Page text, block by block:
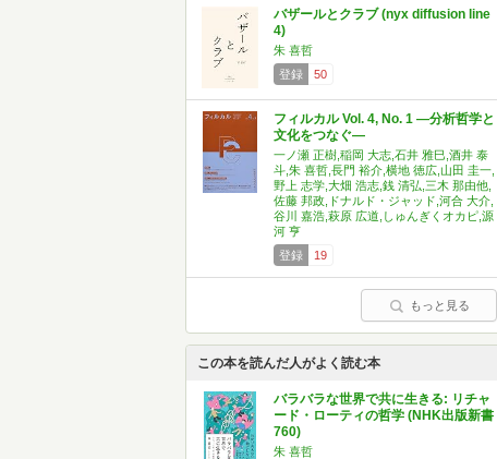
バザールとクラブ (nyx diffusion line
4)
朱 喜哲
登録
50
フィルカル Vol. 4, No. 1 ―分析哲学と
文化をつなぐ―
一ノ瀬 正樹,稲岡 大志,石井 雅巳,酒井 泰
斗,朱 喜哲,長門 裕介,横地 徳広,山田 圭一,
野上 志学,大畑 浩志,銭 清弘,三木 那由他,
佐藤 邦政,ドナルド・ジャッド,河合 大介,
谷川 嘉浩,萩原 広道,しゅんぎくオカピ,源
河 亨
登録
19
もっと見る
この本を読んだ人がよく読む本
バラバラな世界で共に生きる: リチャ
ード・ローティの哲学 (NHK出版新書
760)
朱 喜哲